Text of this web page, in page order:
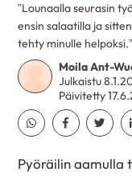
Moila Ant-
Julkaistu
Päivitetty
Jaa Whatsapp
Jaa Facebook
Jaa
”Lounaalla seurasin
ensin salaatilla ja
tehty­ minulle
Pyöräilin aamulla